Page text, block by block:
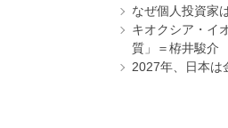
なぜ個人投資家
キオクシア・イ
質」＝栫井駿介
2027年、日本は